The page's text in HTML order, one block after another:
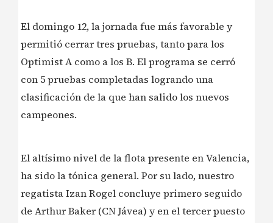
El domingo 12, la jornada fue más favorable y
permitió cerrar tres pruebas, tanto para los
Optimist A como a los B. El programa se cerró
con 5 pruebas completadas logrando una
clasificación de la que han salido los nuevos
campeones.
El altísimo nivel de la flota presente en Valencia,
ha sido la tónica general. Por su lado, nuestro
regatista Izan Rogel concluye primero seguido
de Arthur Baker (CN Jávea) y en el tercer puesto